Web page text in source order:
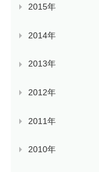
2015年
2014年
2013年
2012年
2011年
2010年